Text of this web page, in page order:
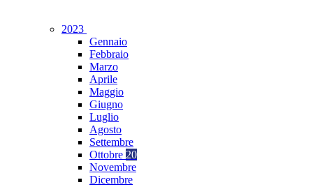
2023
Gennaio
Febbraio
Marzo
Aprile
Maggio
Giugno
Luglio
Agosto
Settembre
Ottobre 20
Novembre
Dicembre